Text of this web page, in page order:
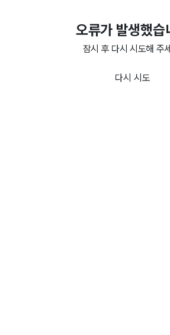
오류가 발생했습
잠시 후 다시 시도해 주
다시 시도